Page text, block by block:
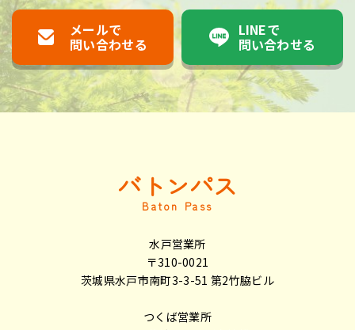
メールで
問い合わせる
LINEで
問い合わせる
バトンパス
Baton Pass
水戸営業所
〒310-0021
茨城県水戸市南町3-3-51 第2竹脇ビル
つくば営業所